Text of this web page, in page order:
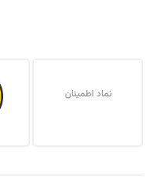
نماد اطمینان